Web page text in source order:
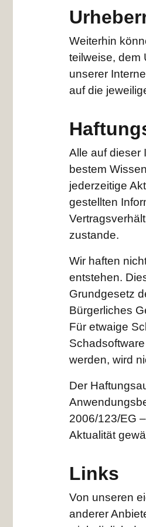
Weiterhin
teilweise, dem
unserer
auf die
Alle auf dieser
bestem
jederzeitige
gestellten
zustande.
Wir haften
entstehen.
Grundgesetz
Bürgerliches
Für etwaige
werden, wird
Der
2006/123/EG
Aktualität
Links
Von unseren
anderer